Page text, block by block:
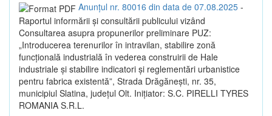
Anunțul nr. 80016 din data de 07.08.2025 -
Raportul informării și consultării publicului vizând
Consultarea asupra propunerilor preliminare PUZ:
„Introducerea terenurilor în intravilan, stabilire zonă
funcțională industrială în vederea construirii de Hale
industriale și stabilire indicatori și reglementări urbanistice
pentru fabrica existentă”, Strada Drăgănești, nr. 35,
municipiul Slatina, județul Olt. Inițiator: S.C. PIRELLI TYRES
ROMANIA S.R.L.